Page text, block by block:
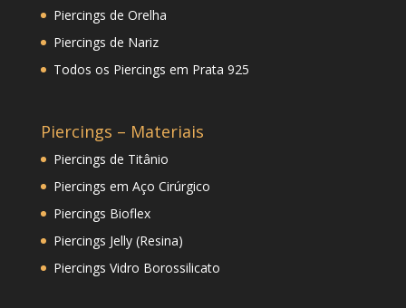
Piercings de Orelha
Piercings de Nariz
Todos os Piercings em Prata 925
Piercings – Materiais
Piercings de Titânio
Piercings em Aço Cirúrgico
Piercings Bioflex
Piercings Jelly (Resina)
Piercings Vidro Borossilicato